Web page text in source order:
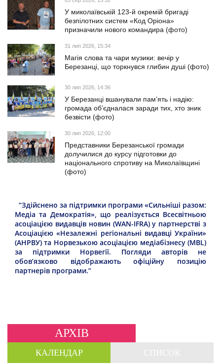
У миколаївській 123-й окремій бригаді
безпілотних систем «Код Оріона»
призначили нового командира (фото)
31 лип 2026, 15:34
Магія слова та чари музики: вечір у
Березанці, що торкнувся глибин душі (фото)
30 лип 2026, 14:36
У Березанці вшанували пам’ять і надію:
громада об’єдналася заради тих, хто зник
безвісти (фото)
30 лип 2026, 12:00
Представники Березанської громади
долучилися до курсу підготовки до
національного спротиву на Миколаївщині
(фото)
“Здійснено за підтримки програми «Сильніші разом:
Медіа та Демократія», що реалізується Всесвітньою
асоціацією видавців новин (WAN-IFRA) у партнерстві з
Асоціацією «Незалежні регіональні видавці України»
(АНРВУ) та Норвезькою асоціацією медіабізнесу (MBL)
за підтримки Норвегії. Погляди авторів не
обов’язково відображають офіційну позицію
партнерів програми.”
АРХІВ
КАЛЕНДАР